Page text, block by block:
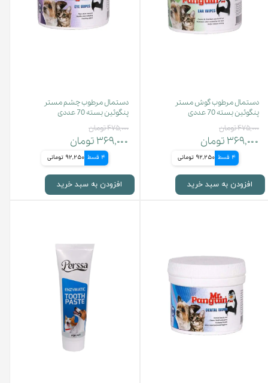
دستمال مرطوب گوش مستر
پنگوئین بسته 70 عددی
۴۷۵,۰۰۰ تومان
۳۶۹,۰۰۰ تومان
4 قسط 92,250 تومانی
افزودن به سبد خرید
دستمال مرطوب چشم مستر
پنگوئین بسته 70 عددی
۴۷۵,۰۰۰ تومان
۳۶۹,۰۰۰ تومان
4 قسط 92,250 تومانی
افزودن به سبد خرید